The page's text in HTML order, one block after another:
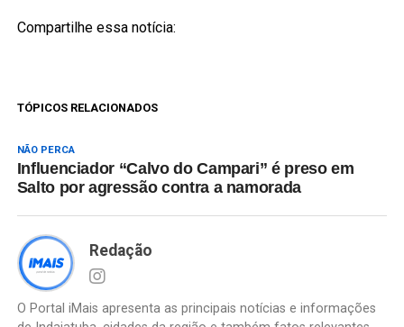
Compartilhe essa notícia:
TÓPICOS RELACIONADOS
NÃO PERCA
Influenciador “Calvo do Campari” é preso em
Salto por agressão contra a namorada
Redação
O Portal iMais apresenta as principais notícias e informações